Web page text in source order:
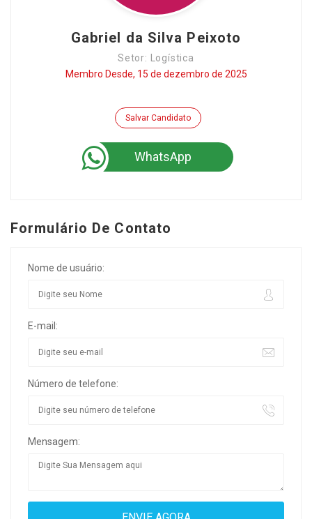
Gabriel da Silva Peixoto
Setor: Logística
Membro Desde, 15 de dezembro de 2025
Salvar Candidato
WhatsApp
Formulário De Contato
Nome de usuário:
E-mail:
Número de telefone:
Mensagem: